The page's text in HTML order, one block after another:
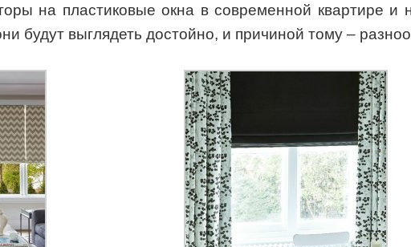
на пластиковые окна в современной квартире
будут выглядеть достойно, и причиной тому –